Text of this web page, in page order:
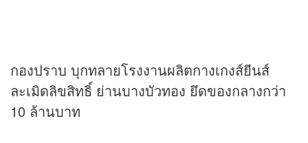
กองปราบ บุกทลายโรงงานผลิตกางเกงส์ยีนส์
ละเมิดลิขสิทธิ์ ย่านบางบัวทอง ยึดของกลางกว่า
10 ล้านบาท